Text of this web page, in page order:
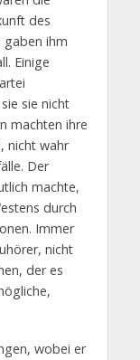
des
gaben ihm
Einige
sie nicht
machten ihre
nicht wahr
Der
machte,
durch
Immer
nicht
der es
wobei er